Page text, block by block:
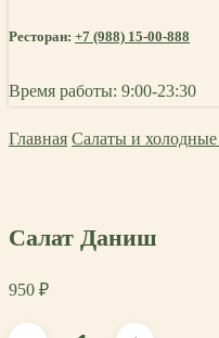
Ресторан: +7 (988) 15-00-888
Время работы: 9:00-23:30
Главная Салаты и холодные
Салат Даниш
950 ₽